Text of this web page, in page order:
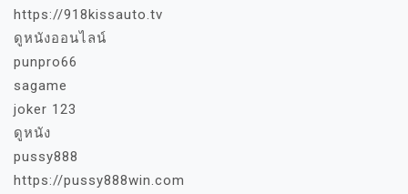
https://918kissauto.tv
ดูหนังออนไลน์
punpro66
sagame
joker 123
ดูหนัง
pussy888
https://pussy888win.com